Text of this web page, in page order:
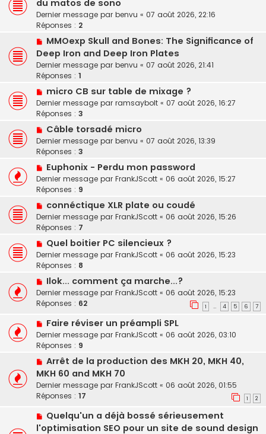
du matos de sono
Dernier message par benvu « 07 août 2026, 22:16
Réponses : 2
MMOexp Skull and Bones: The Significance of
Deep Iron and Deep Iron Plates
Dernier message par benvu « 07 août 2026, 21:41
Réponses : 1
micro CB sur table de mixage ?
Dernier message par ramsaybolt « 07 août 2026, 16:27
Réponses : 3
Câble torsadé micro
Dernier message par benvu « 07 août 2026, 13:39
Réponses : 3
Euphonix - Perdu mon password
Dernier message par FrankJScott « 06 août 2026, 15:27
Réponses : 9
connéctique XLR plate ou coudé
Dernier message par FrankJScott « 06 août 2026, 15:26
Réponses : 7
Quel boitier PC silencieux ?
Dernier message par FrankJScott « 06 août 2026, 15:23
Réponses : 8
Ilok... comment ça marche...?
Dernier message par FrankJScott « 06 août 2026, 15:23
Réponses : 62 1 … 4 5 6 7
Faire réviser un préampli SPL
Dernier message par FrankJScott « 06 août 2026, 03:10
Réponses : 9
Arrêt de la production des MKH 20, MKH 40,
MKH 60 and MKH 70
Dernier message par FrankJScott « 06 août 2026, 01:55
Réponses : 17 1 2
Quelqu'un a déjà bossé sérieusement
l'optimisation SEO pour un site de sound design